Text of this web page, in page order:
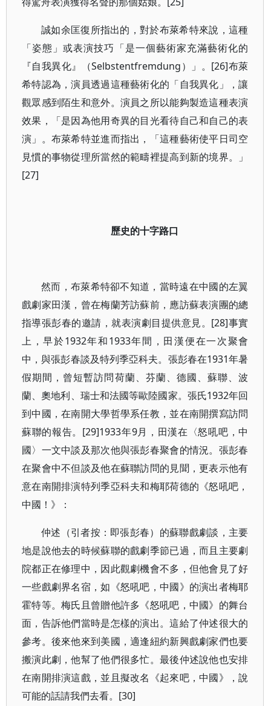
誠如余匡復所指出的，對於布萊希特來說，這種
「姿態」或表演技巧「是一個藝術家充滿藝術化的
『自我異化』（Selbstentfremdung）」。[26]布萊
希特認為，演員透過這種藝術化的「自我異化」，讓
觀眾感到陌生和意外。演員之所以能夠製造這種表演
效果，「是因為他用奇異的目光看待自己和自己的表
演」。布萊希特並進而指出，「這種藝術使平日司空
見慣的事物從理所當然的範疇裡提高到新的境界。」
[27]
歷史的十字路口
然而，布萊希特卻不知道，當時遠在中國的左翼
戲劇家田漢，曾在梅蘭芳訪蘇前，應訪蘇表演團的總
指導張彭春的邀請，就表演劇目提供意見。[28]事實
上，早於1932年和1933年間，田漢便在一次聚會
中，與張彭春談及特列季亞科夫。張彭春在1931年暑
假期間，曾短暫訪問荷蘭、芬蘭、德國、蘇聯、波
蘭、奧地利、瑞士和法國等歐陸國家。張氏1932年回
到中國，在南開大學哲學系任教，並在南開撰寫訪問
蘇聯的報告。[29]1933年9月，田漢在〈怒吼吧，中
國〉一文中談及那次他與張彭春聚會的情況。張彭春
在聚會中不但談及他在蘇聯訪問的見聞，更表示他有
意在南開排演特列季亞科夫和梅耶荷德的《怒吼吧，
中國！》：
仲述（引者按：即張彭春）的蘇聯戲劇談，主要
地是說他去的時候蘇聯的戲劇季節已過，而且主要劇
院都正在修理中，因此觀劇機會不多，但他會見了好
一些戲劇界名宿，如《怒吼吧，中國》的演出者梅耶
霍特等。梅氏且曾贈他許多《怒吼吧，中國》的舞台
面，告訴他們當時是怎樣的演出。這給了仲述很大的
參考。後來他來到美國，適逢紐約新興戲劇家們也要
搬演此劇，他幫了他們很多忙。最後仲述說他也安排
在南開排演這戲，並且擬改名《起來吧，中國》，說
可能的話請我們去看。[30]